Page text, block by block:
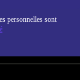
personnelles sont